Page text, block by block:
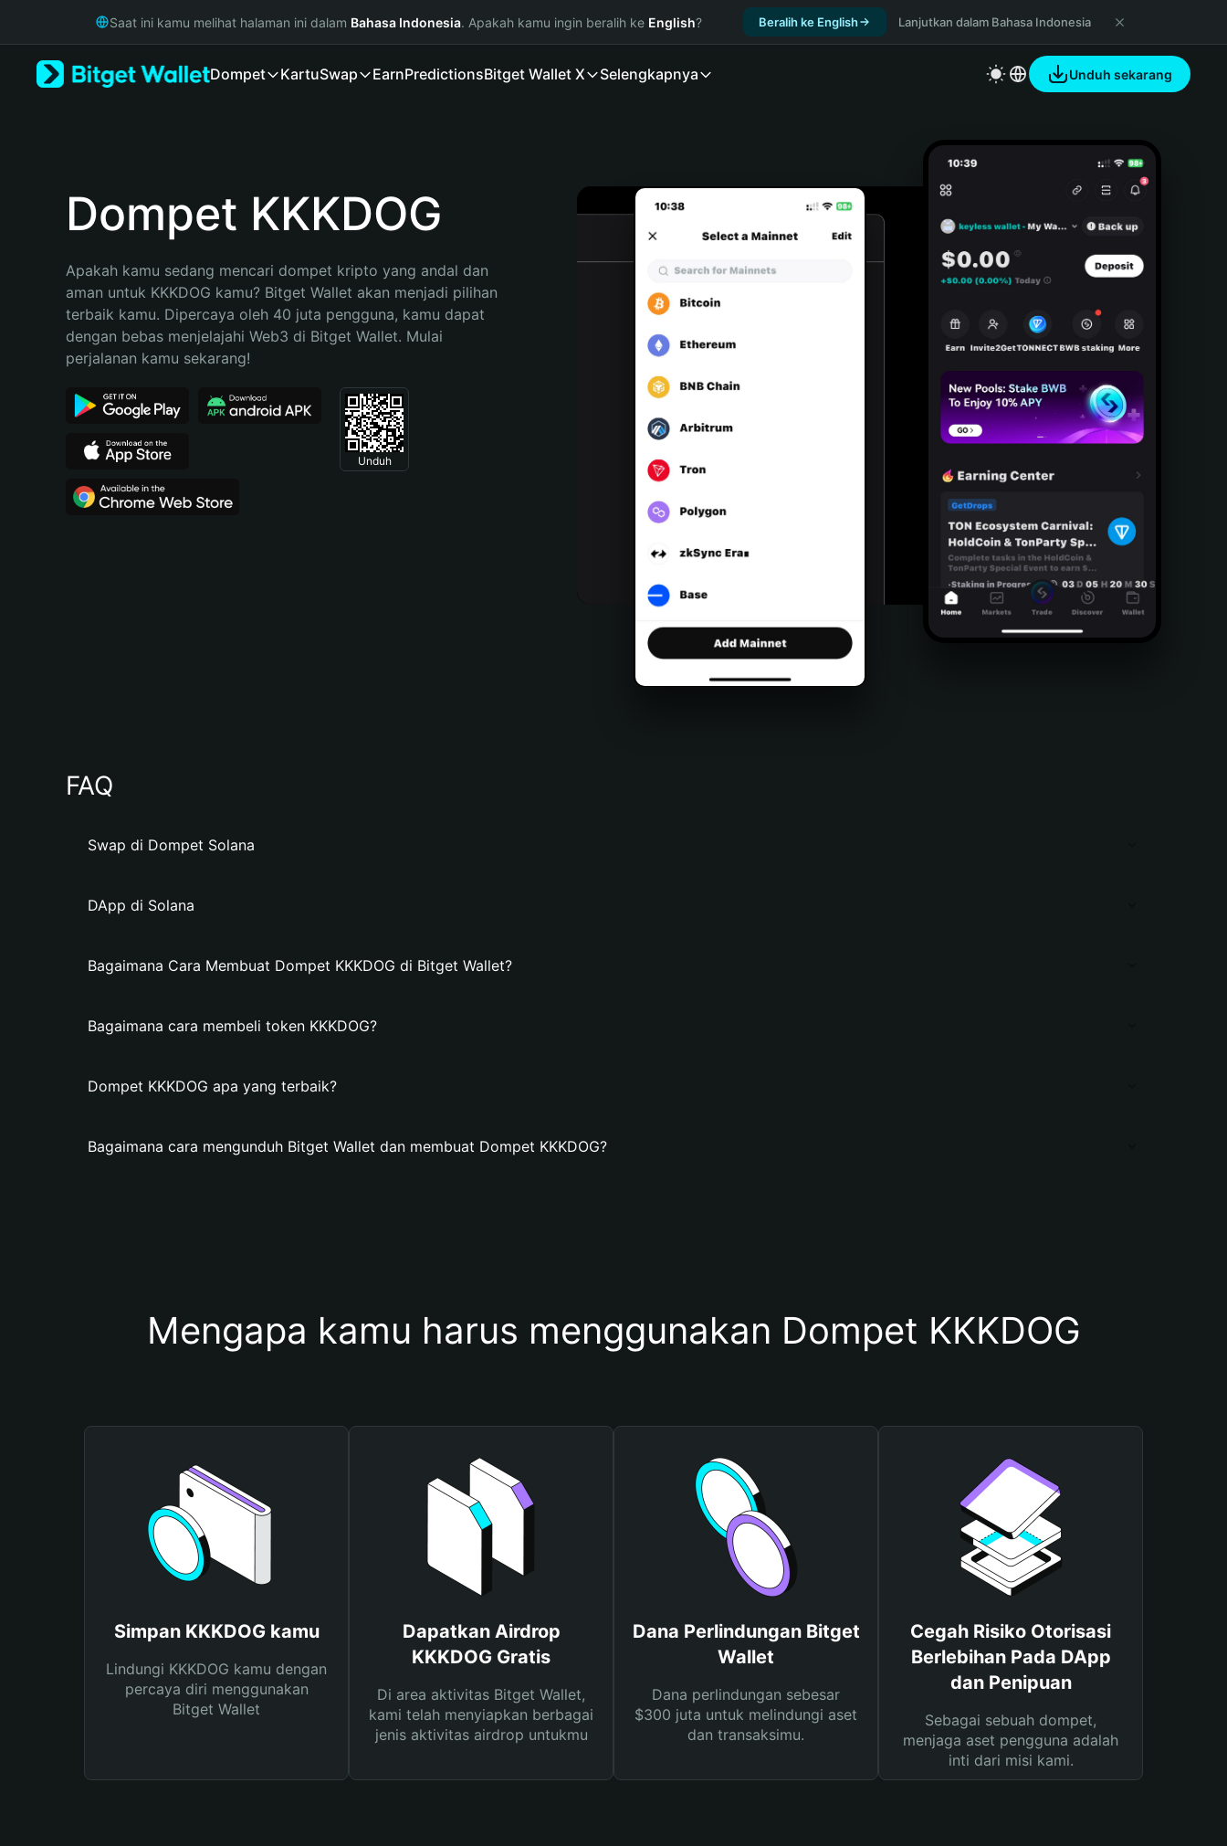
Русский
Bahasa Indonesia
Español (Argentina)
Saat ini kamu melihat halaman ini dalam Bahasa Indonesia. Apakah kamu ingin beralih ke English? Beralih ke English Lanjutkan dalam Bahasa Indonesia
Dompet KartuSwap EarnPredictionsBitget Wallet X Selengkapnya Unduh sekarang
Dompet KKKDOG
Apakah kamu sedang mencari dompet kripto yang andal dan
aman untuk KKKDOG kamu? Bitget Wallet akan menjadi pilihan
terbaik kamu. Dipercaya oleh 40 juta pengguna, kamu dapat
dengan bebas menjelajahi Web3 di Bitget Wallet. Mulai
perjalanan kamu sekarang!
Unduh
FAQ
Swap di Dompet Solana
DApp di Solana
Bagaimana Cara Membuat Dompet KKKDOG di Bitget Wallet?
Bagaimana cara membeli token KKKDOG?
Dompet KKKDOG apa yang terbaik?
Bagaimana cara mengunduh Bitget Wallet dan membuat Dompet KKKDOG?
Mengapa kamu harus menggunakan Dompet KKKDOG
Simpan KKKDOG kamu
Lindungi KKKDOG kamu dengan
percaya diri menggunakan
Bitget Wallet
Dapatkan Airdrop
KKKDOG Gratis
Di area aktivitas Bitget Wallet,
kami telah menyiapkan berbagai
jenis aktivitas airdrop untukmu
Dana Perlindungan Bitget
Wallet
Dana perlindungan sebesar
$300 juta untuk melindungi aset
dan transaksimu.
Cegah Risiko Otorisasi
Berlebihan Pada DApp
dan Penipuan
Sebagai sebuah dompet,
menjaga aset pengguna adalah
inti dari misi kami.